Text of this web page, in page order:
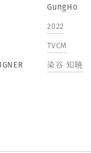
GungHo
2022
TVCM
染谷 知暁